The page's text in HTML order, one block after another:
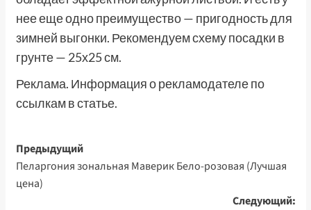
нее еще одно преимущество — пригодность для
зимней выгонки. Рекомендуем схему посадки в
грунте — 25х25 см.
Реклама. Информация о рекламодателе по
ссылкам в статье.
Навигация
записи
Предыдущий
Пеларгония зональная Маверик Бело-розовая (Лучшая
цена)
Следующий: